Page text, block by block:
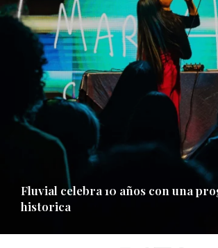
Fluvial celebra 10 años con una
historica